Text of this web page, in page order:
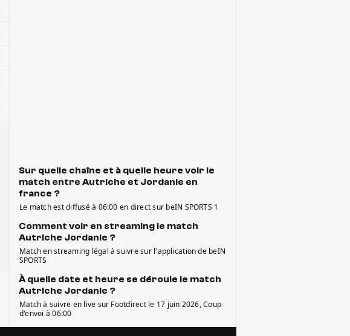
Sur quelle chaîne et à quelle heure voir le
match entre Autriche et Jordanie en
france ?
Le match est diffusé à 06:00 en direct sur beIN SPORTS 1
Comment voir en streaming le match
Autriche Jordanie ?
Match en streaming légal à suivre sur l'application de beIN
SPORTS
À quelle date et heure se déroule le match
Autriche Jordanie ?
Match à suivre en live sur Footdirect le 17 juin 2026, Coup
d'envoi à 06:00